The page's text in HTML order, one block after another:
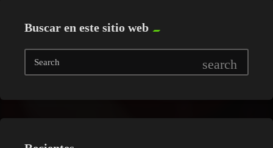
Buscar en este sitio web
Search search